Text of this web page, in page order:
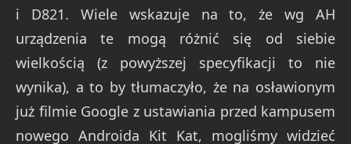
i D821. Wiele wskazuje na to, że wg AH
urządzenia te mogą różnić się od siebie
wielkością (z powyższej specyfikacji to nie
wynika), a to by tłumaczyło, że na osławionym
już filmie Google z ustawiania przed kampusem
nowego Androida Kit Kat, mogliśmy widzieć